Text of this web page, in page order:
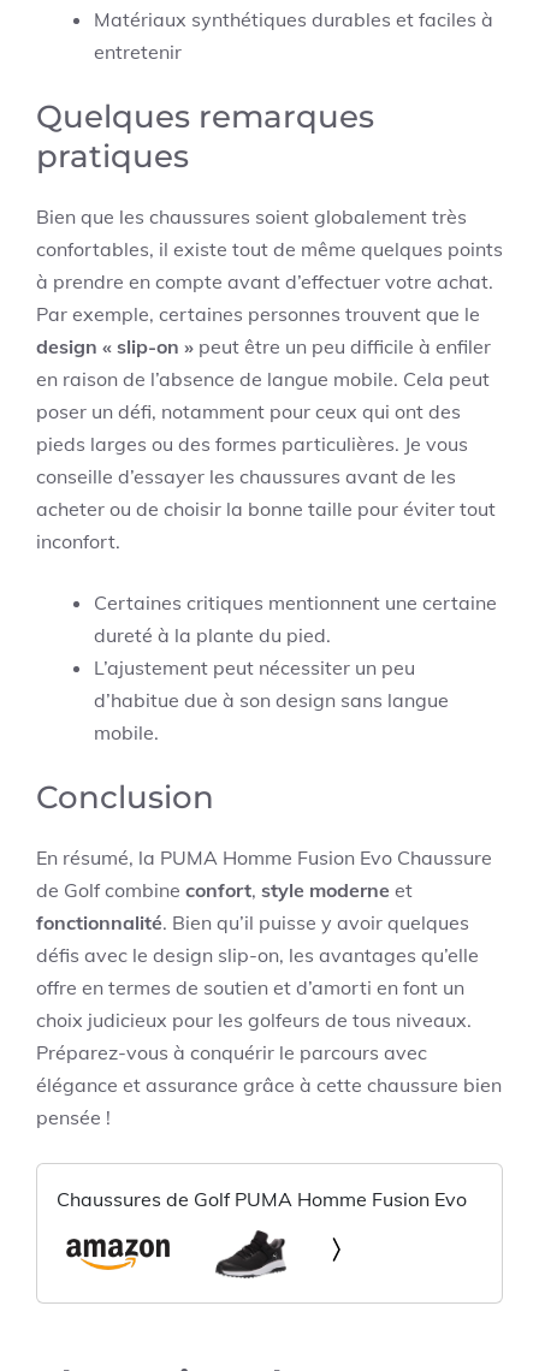
Matériaux synthétiques durables et faciles à
entretenir
Quelques remarques
pratiques
Bien que les chaussures soient globalement très
confortables, il existe tout de même quelques points
à prendre en compte avant d’effectuer votre achat.
Par exemple, certaines personnes trouvent que le
design « slip-on » peut être un peu difficile à enfiler
en raison de l’absence de langue mobile. Cela peut
poser un défi, notamment pour ceux qui ont des
pieds larges ou des formes particulières. Je vous
conseille d’essayer les chaussures avant de les
acheter ou de choisir la bonne taille pour éviter tout
inconfort.
Certaines critiques mentionnent une certaine
dureté à la plante du pied.
L’ajustement peut nécessiter un peu
d’habitue due à son design sans langue
mobile.
Conclusion
En résumé, la PUMA Homme Fusion Evo Chaussure
de Golf combine confort, style moderne et
fonctionnalité. Bien qu’il puisse y avoir quelques
défis avec le design slip-on, les avantages qu’elle
offre en termes de soutien et d’amorti en font un
choix judicieux pour les golfeurs de tous niveaux.
Préparez-vous à conquérir le parcours avec
élégance et assurance grâce à cette chaussure bien
pensée !
Chaussures de Golf PUMA Homme Fusion Evo